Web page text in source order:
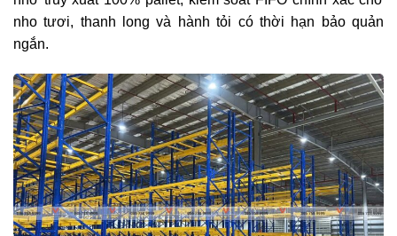
nho tươi, thanh long và hành tỏi có thời hạn bảo quản
ngắn.